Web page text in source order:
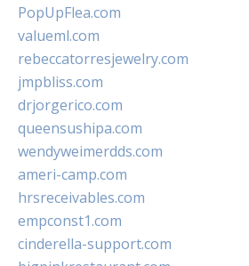
PopUpFlea.com
valueml.com
rebeccatorresjewelry.com
jmpbliss.com
drjorgerico.com
queensushipa.com
wendyweimerdds.com
ameri-camp.com
hrsreceivables.com
empconst1.com
cinderella-support.com